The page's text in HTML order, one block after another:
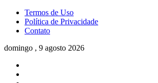
Termos de Uso
Política de Privacidade
Contato
domingo , 9 agosto 2026